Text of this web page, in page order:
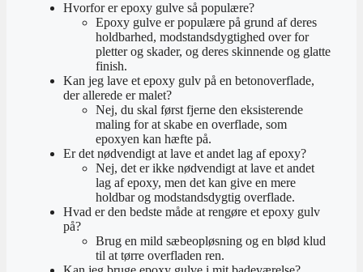
Hvorfor er epoxy gulve så populære?
Epoxy gulve er populære på grund af deres
holdbarhed, modstandsdygtighed over for
pletter og skader, og deres skinnende og glatte
finish.
Kan jeg lave et epoxy gulv på en betonoverflade,
der allerede er malet?
Nej, du skal først fjerne den eksisterende
maling for at skabe en overflade, som
epoxyen kan hæfte på.
Er det nødvendigt at lave et andet lag af epoxy?
Nej, det er ikke nødvendigt at lave et andet
lag af epoxy, men det kan give en mere
holdbar og modstandsdygtig overflade.
Hvad er den bedste måde at rengøre et epoxy gulv
på?
Brug en mild sæbeopløsning og en blød klud
til at tørre overfladen ren.